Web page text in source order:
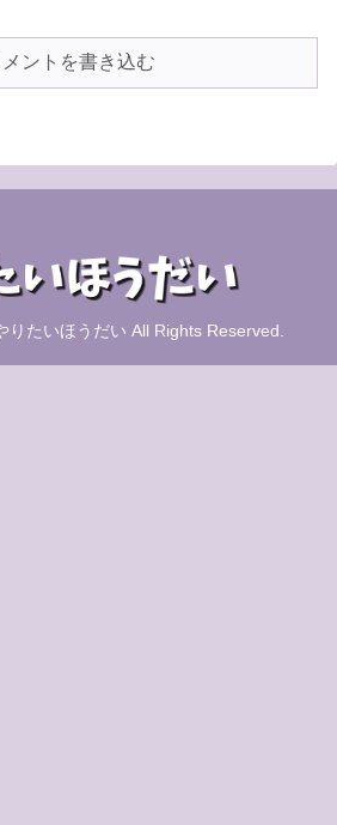
メントを書き込む
たいほうだい All Rights Reserved.